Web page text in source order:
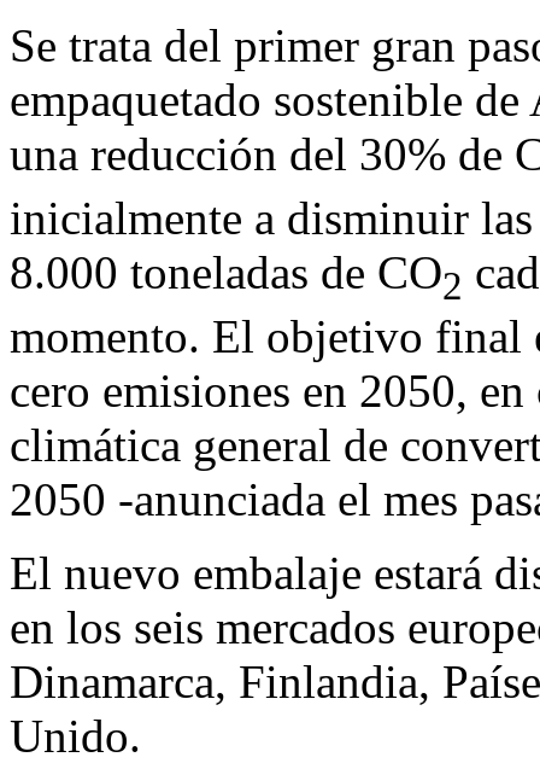
Se trata del primer gran
empaquetado sostenible
una reducción del 30% de
inicialmente a disminuir las
8.000 toneladas de CO2
momento. El objetivo final
cero emisiones en 2050,
climática general de
2050 -anunciada el mes
El nuevo embalaje estará
en los seis mercados
Dinamarca, Finlandia,
Unido.